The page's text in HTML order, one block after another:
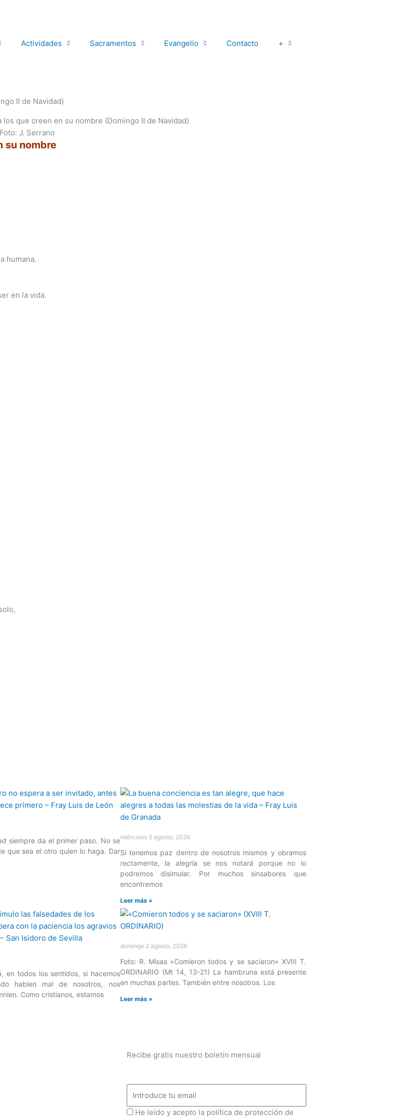
Actividades Sacramentos Evangelio Contacto +
II de Navidad)
Foto: J. Serrano
su nombre
humana.
en la vida.
siempre da el primer paso. No se
que sea el otro quien lo haga. Dar
miércoles 5 agosto, 2026
Si tenemos paz dentro de nosotros mismos y obramos
rectamente, la alegría se nos notará porque no lo
podremos disimular. Por muchos sinsabores que
encontremos
Leer más »
en todos los sentidos, si hacemos
hablen mal de nosotros, nos
Como cristianos, estamos
domingo 2 agosto, 2026
Foto: R. Misas «Comieron todos y se saciaron» XVIII T.
ORDINARIO (Mt 14, 13-21) La hambruna está presente
en muchas partes. También entre nosotros. Los
Leer más »
Recibe gratis nuestro boletín mensual
ProteccionDatos
He leído y acepto la política de protección de